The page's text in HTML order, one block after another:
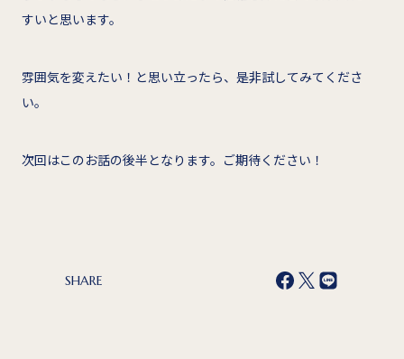
すいと思います。
雰囲気を変えたい！と思い立ったら、是非試してみてくださ
い。
次回はこのお話の後半となります。ご期待ください！
SHARE